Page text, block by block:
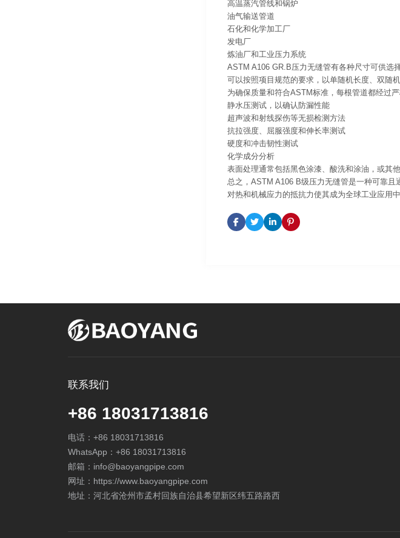
高温蒸汽管线和锅炉
油气输送管道
石化和化学加工厂
发电厂
炼油厂和工业压力系统
ASTM A106 GR.B压力无缝管有各种尺寸可供选
可以按照项目规范的要求，以单随机长度、双随
为确保质量和符合ASTM标准，每根管道都经过
静水压测试，以确认防漏性能
超声波和射线探伤等无损检测方法
抗拉强度、屈服强度和伸长率测试
硬度和冲击韧性测试
化学成分分析
表面处理通常包括黑色涂漆、酸洗和涂油，或其
总之，ASTM A106 B级压力无缝管是一种可靠
对热和机械应力的抵抗力使其成为全球工业应用
联系我们
+86 18031713816
电话： +86 18031713816
WhatsApp： +86 18031713816
邮箱： info@baoyangpipe.com
网址：https://www.baoyangpipe.com
地址：河北省沧州市孟村回族自治县希望新区纬五路路西